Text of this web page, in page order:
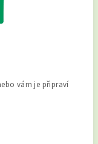
vám je připraví